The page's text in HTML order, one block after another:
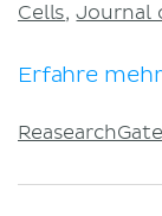
Cells,Journal
Erfahre
ReasearchGate